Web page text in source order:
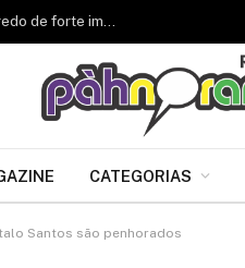
Renascer de Jacarepaguá celebra 34 anos e apresenta enredo de forte impacto para o Carnaval 2027
CATEGORIAS
Santos são penhorados